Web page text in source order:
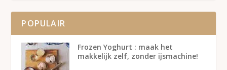
POPULAIR
Frozen Yoghurt : maak het
makkelijk zelf, zonder ijsmachine!